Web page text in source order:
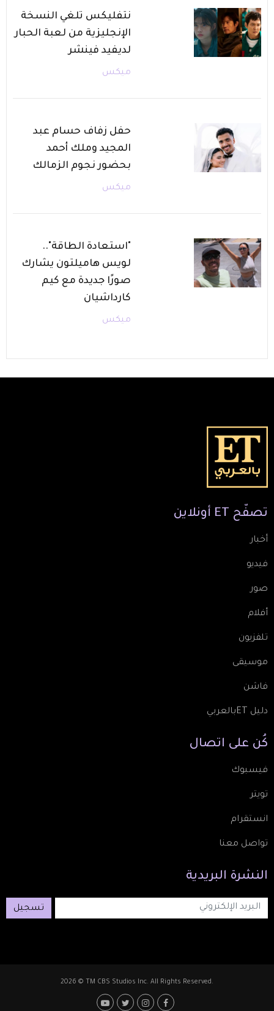
نتفليكس تلغي النسخة
الإنجليزية من لعبة الحبار
لديفيد فينشر
ميكس
حفل زفاف حسام عبد
المجيد وملك أحمد
بحضور نجوم الزمالك
ميكس
"استعادة الطاقة"..
لويس هاميلتون يشارك
صورًا جديدة مع كيم
كارداشيان
ميكس
تصفّح ET أونلاين
أخبار
فيديو
صور
أفلام
تلفزيون
موسيقى
فاشن
دليل ETبالعربي
كُن على اتصال
فيسبوك
تويتر
انستقرام
تواصل معنا
النشرة البريدية
تسجيل
2026 © TM CBS Studios Inc. All Rights Reserved.
Footer: Social Media